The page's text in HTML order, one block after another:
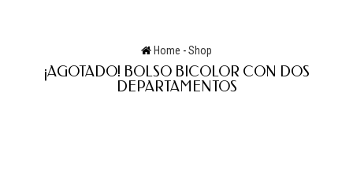
Home -Shop
¡AGOTADO! BOLSO BICOLOR CON DOS
DEPARTAMENTOS